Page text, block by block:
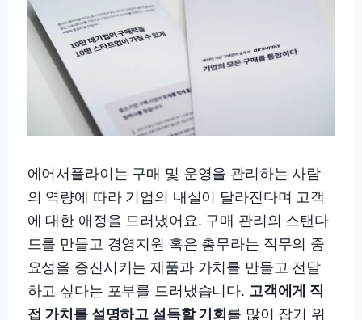
에어서플라이는 구매 및 운영을 관리하는 사람
의 역량에 따라 기업의 내실이 달라진다며 고객
에 대한 애정을 드러냈어요. 구매 관리의 스탠다
드를 만들고 경영지원 혹은 총무라는 직무의 중
요성을 증진시키는 제품과 가치를 만들고 전달
하고 싶다는 포부를 드러냈습니다. 고객에게 직
접 가치를 설명하고 설득할 기회를 많이 잡기 위